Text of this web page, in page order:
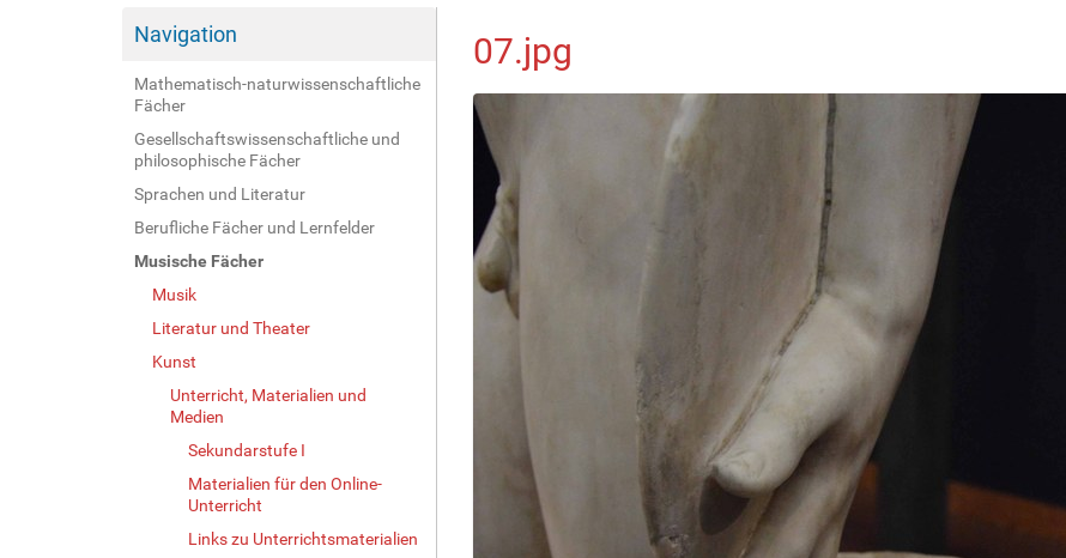
Navigation
Mathematisch-naturwissenschaftliche
Fächer
Gesellschaftswissenschaftliche und
philosophische Fächer
Sprachen und Literatur
Berufliche Fächer und Lernfelder
Musische Fächer
Musik
Literatur und Theater
Kunst
Unterricht, Materialien und
Medien
Sekundarstufe I
Materialien für den Online-
Unterricht
Links zu Unterrichtsmaterialien
07.jpg